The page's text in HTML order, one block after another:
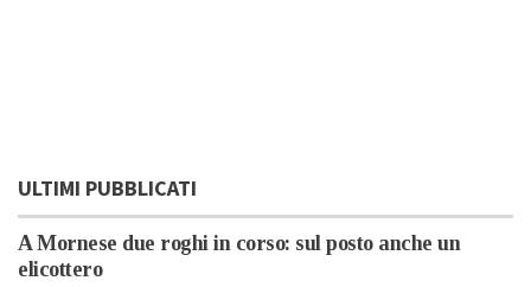
ULTIMI PUBBLICATI
A Mornese due roghi in corso: sul posto anche un
elicottero